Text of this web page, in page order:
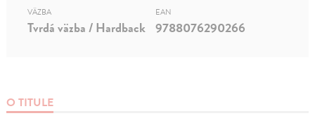
O TITULE
VÄZBA
Tvrdá väzba / Hardback
EAN
9788076290266